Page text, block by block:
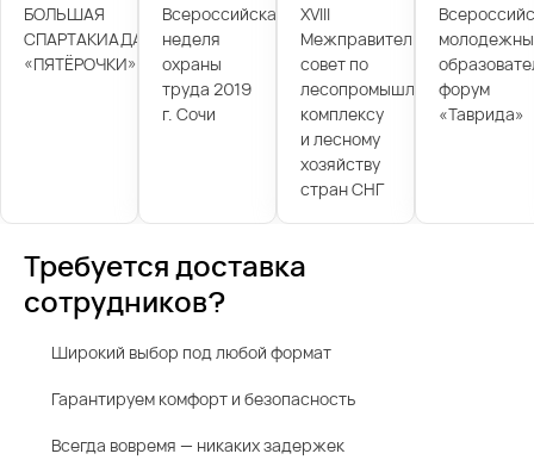
БОЛЬШАЯ
СПАРТАКИАДА
«ПЯТЁРОЧКИ»
Всероссийская
неделя
охраны
труда 2019
г. Сочи
XVIII
Межправительственный
совет по
лесопромышленному
комплексу
и лесному
хозяйству
стран СНГ
форум
«Таврида»
Требуется доставка
сотрудников?
Широкий выбор под любой формат
Гарантируем комфорт и безопасность
Всегда вовремя — никаких задержек